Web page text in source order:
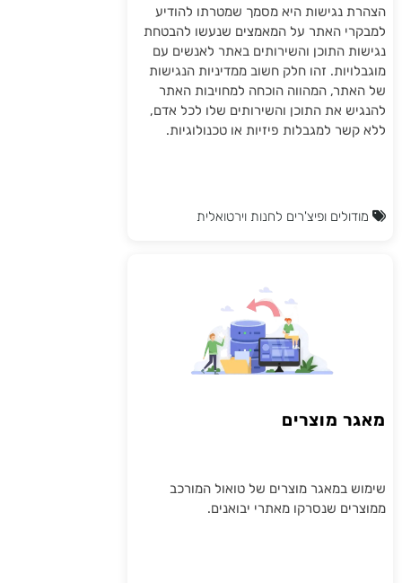
הצהרת נגישות היא מסמך שמטרתו להודיע
למבקרי האתר על המאמצים שנעשו להבטחת
נגישות התוכן והשירותים באתר לאנשים עם
מוגבלויות. זהו חלק חשוב ממדיניות הנגישות
של האתר, המהווה הוכחה למחויבות האתר
להנגיש את התוכן והשירותים שלו לכל אדם,
ללא קשר למגבלות פיזיות או טכנולוגיות.
מודולים ופיצ'רים לחנות וירטואלית
מאגר מוצרים
שימוש במאגר מוצרים של טואול המורכב
ממוצרים שנסרקו מאתרי יבואנים.